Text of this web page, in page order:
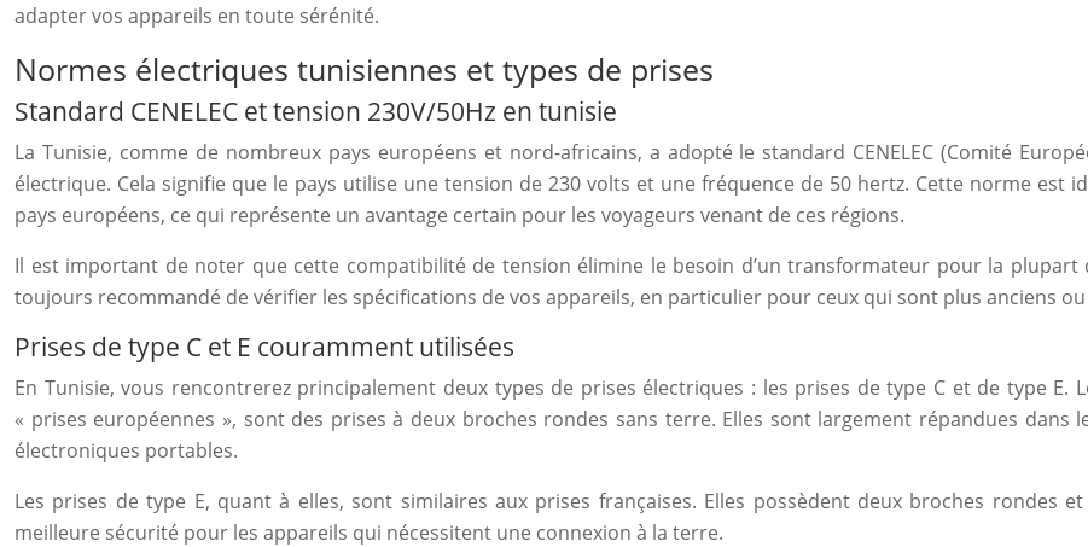
adapter vos appareils en toute sérénité.
Normes électriques tunisiennes et types de prises
Standard CENELEC et tension 230V/50Hz en tunisie
La Tunisie, comme de nombreux pays européens et nord-africains, a adopté le standard CENELEC (Comité
électrique. Cela signifie que le pays utilise une tension de 230 volts et une fréquence de 50 hertz. Cette norme est
pays européens, ce qui représente un avantage certain pour les voyageurs venant de ces régions.
Il est important de noter que cette compatibilité de tension élimine le besoin d’un transformateur pour la plupart
toujours recommandé de vérifier les spécifications de vos appareils, en particulier pour ceux qui sont plus anciens ou
Prises de type C et E couramment utilisées
En Tunisie, vous rencontrerez principalement deux types de prises électriques : les prises de type C et de type E.
« prises européennes », sont des prises à deux broches rondes sans terre. Elles sont largement répandues
électroniques portables.
Les prises de type E, quant à elles, sont similaires aux prises françaises. Elles possèdent deux broches
meilleure sécurité pour les appareils qui nécessitent une connexion à la terre.